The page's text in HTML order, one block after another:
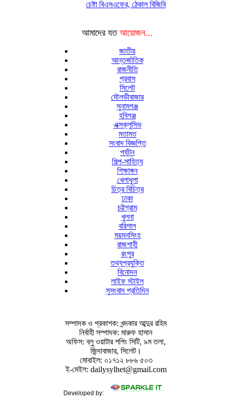
চেষ্টা বিএসএফের, ঠেকাল বিজিবি
আমাদের যত আয়োজন...
জাতীয়
আন্তর্জাতিক
রাজনীতি
প্রবাস
সিলেট
মৌলভীবাজার
সুনামগঞ্জ
হবিগঞ্জ
এক্সক্লুসিভ
মতামত
সংবাদ বিজ্ঞপ্তি
পর্যটন
শিল্প-সাহিত্য
শিক্ষাঙ্গন
খেলাধুলা
চিত্র বিচিত্র
ঢাকা
চট্টগ্রাম
খুলনা
বরিশাল
ময়মনসিংহ
রাজশাহী
রংপুর
তথ্যপ্রযুক্তি
বিনোদন
লাইফ স্টাইল
সুসংবাদ প্রতিদিন
সম্পাদক ও প্রকাশক: খন্দকার আব্দুর রহিম
নির্বাহী সম্পাদক: মারুফ হাসান
অফিস: ব্লু ওয়াটার শপিং সিটি, ৯ম তলা,
জিন্দাবাজার, সিলেট।
মোবাইল: ০১৭১২ ৮৮৬ ৫০৩
ই-মেইল: dailysylhet@gmail.com
Developed by: